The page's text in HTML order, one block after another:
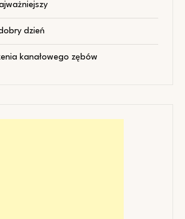
dzień
kanałowego zębów